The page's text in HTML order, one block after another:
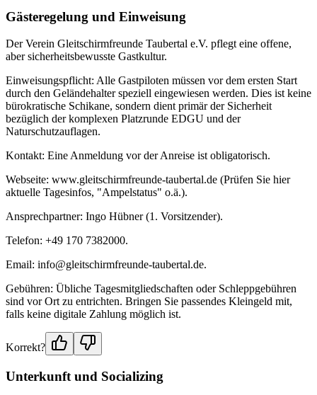
Gästeregelung und Einweisung
Der Verein Gleitschirmfreunde Taubertal e.V. pflegt eine offene,
aber sicherheitsbewusste Gastkultur.
Einweisungspflicht: Alle Gastpiloten müssen vor dem ersten Start
durch den Geländehalter speziell eingewiesen werden. Dies ist keine
bürokratische Schikane, sondern dient primär der Sicherheit
bezüglich der komplexen Platzrunde EDGU und der
Naturschutzauflagen.
Kontakt: Eine Anmeldung vor der Anreise ist obligatorisch.
Webseite: www.gleitschirmfreunde-taubertal.de (Prüfen Sie hier
aktuelle Tagesinfos, "Ampelstatus" o.ä.).
Ansprechpartner: Ingo Hübner (1. Vorsitzender).
Telefon: +49 170 7382000.
Email: info@gleitschirmfreunde-taubertal.de.
Gebühren: Übliche Tagesmitgliedschaften oder Schleppgebühren
sind vor Ort zu entrichten. Bringen Sie passendes Kleingeld mit,
falls keine digitale Zahlung möglich ist.
Korrekt?
Unterkunft und Socializing